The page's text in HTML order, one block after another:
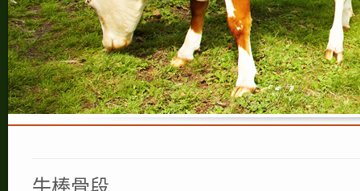
牛棒骨段